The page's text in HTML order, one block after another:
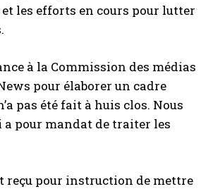
et les efforts en cours pour lutter
à la Commission des médias
pour élaborer un cadre
pas été fait à huis clos. Nous
pour mandat de traiter les
reçu pour instruction de mettre